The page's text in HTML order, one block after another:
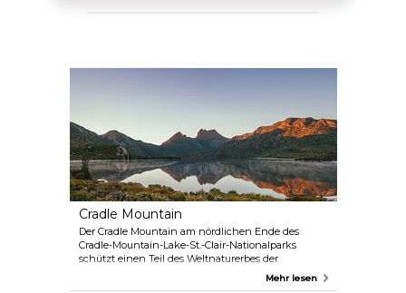
Cradle Mountain
Der Cradle Mountain am nördlichen Ende des
Cradle-Mountain-Lake-St.-Clair-Nationalparks
schützt einen Teil des Weltnaturerbes der
Tasmanischen Wildnis. Die umliegende Landschaft
ist vielfältig und umfasst Grasland, Regenwald und
Mehr lesen